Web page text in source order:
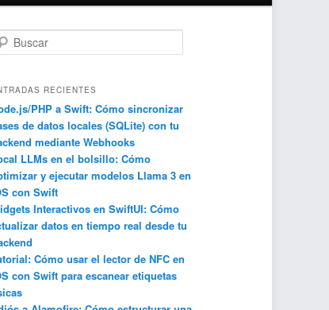
RECIENTES
PHP a Swift: Cómo sincronizar
de datos locales (SQLite) con tu
mediante Webhooks
LLMs en el bolsillo: Cómo
y ejecutar modelos Llama 3 en
con Swift
Interactivos en SwiftUI: Cómo
datos en tiempo real desde tu
Cómo usar el lector de NFC en
con Swift para escanear etiquetas